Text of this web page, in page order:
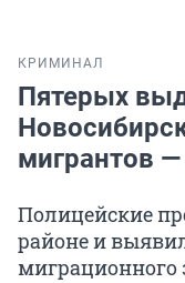
КРИМИНАЛ
Пятерых
мигрантов
Полицейские
районе и
миграционного